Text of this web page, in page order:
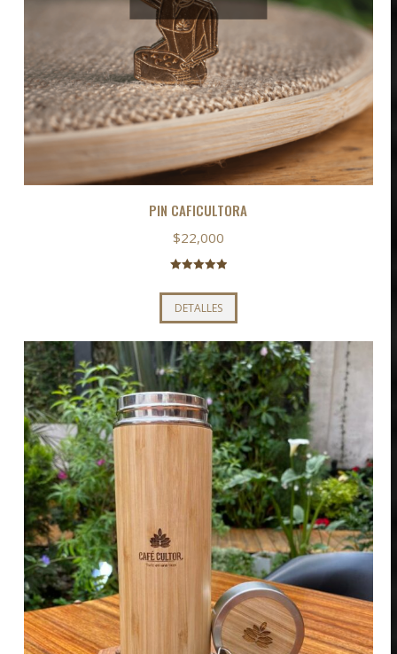
PIN CAFICULTORA
$22,000
5.00de 5
DETALLES